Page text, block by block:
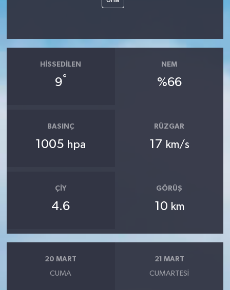
HISSEDILEN
9°
NEM
%66
BASINÇ
1005 hpa
RÜZGAR
17 km/s
ÇIY
4.6
GÖRÜŞ
10 km
20 MART
CUMA
21 MART
CUMARTESI